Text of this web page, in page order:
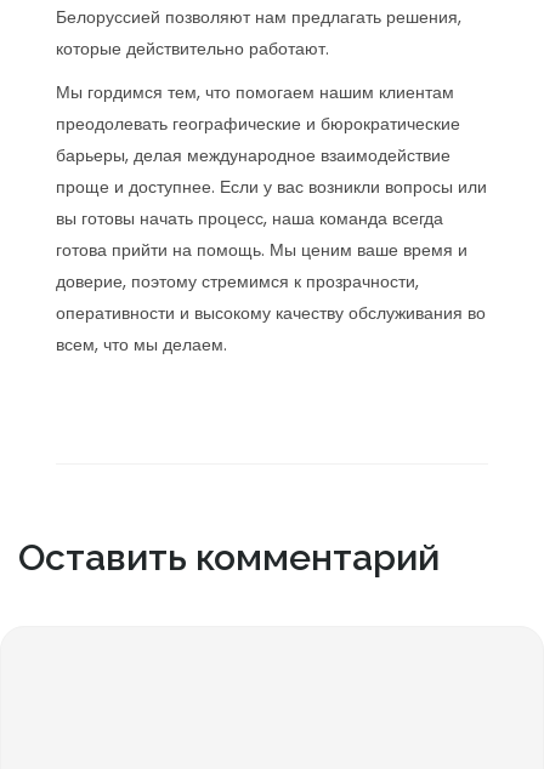
Белоруссией позволяют нам предлагать решения,
которые действительно работают.
Мы гордимся тем, что помогаем нашим клиентам
преодолевать географические и бюрократические
барьеры, делая международное взаимодействие
проще и доступнее. Если у вас возникли вопросы или
вы готовы начать процесс, наша команда всегда
готова прийти на помощь. Мы ценим ваше время и
доверие, поэтому стремимся к прозрачности,
оперативности и высокому качеству обслуживания во
всем, что мы делаем.
Оставить комментарий